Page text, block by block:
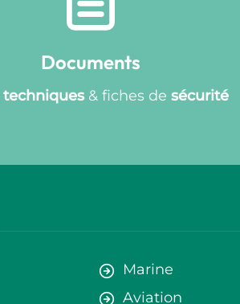
Documents
techniques& fiches de sécurité
Marine
Aviation